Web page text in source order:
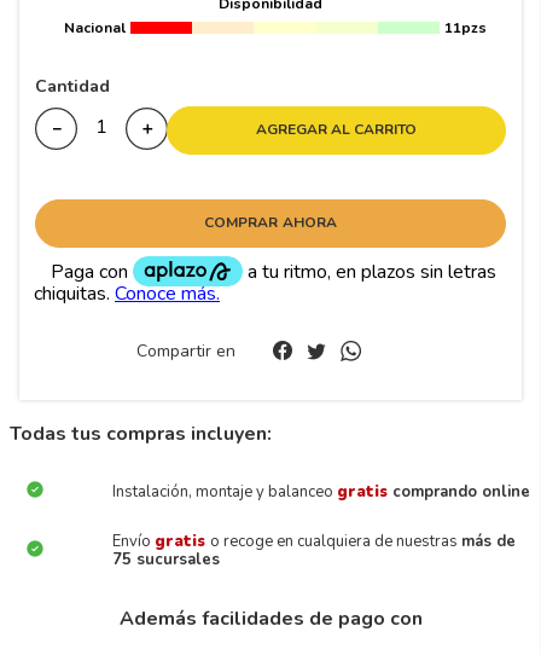
Nacional
11pzs
Cantidad
＋
－ AGREGAR AL CARRITO
COMPRAR AHORA
Compartir en
Todas tus compras incluyen:
Instalación, montaje y balanceo gratis comprando online
Envío gratis o recoge en cualquiera de nuestras más de
75 sucursales
Además facilidades de pago con